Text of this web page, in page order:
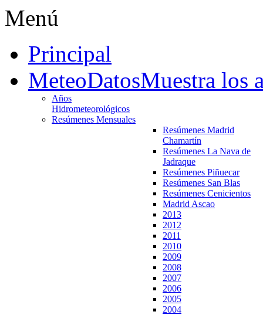
Menú
Principal
MeteoDatosMuestra los
Años
Hidrometeorológicos
Resúmenes Mensuales
Resúmenes Madrid
Chamartín
Resúmenes La Nava de
Jadraque
Resúmenes Piñuecar
Resúmenes San Blas
Resúmenes Cenicientos
Madrid Ascao
2013
2012
2011
2010
2009
2008
2007
2006
2005
2004